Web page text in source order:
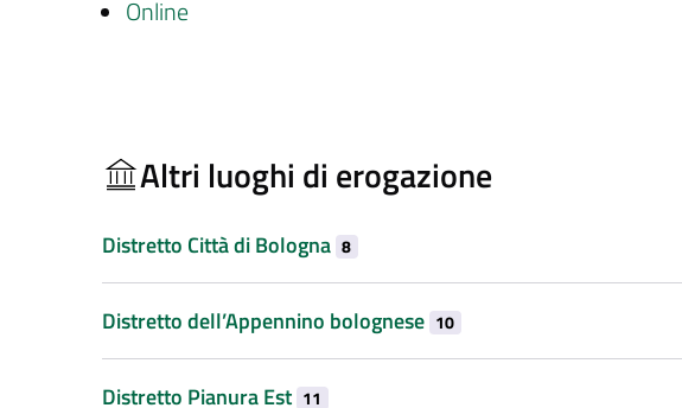
Online
Altri luoghi di erogazione
Distretto Città di Bologna 8
Distretto dell’Appennino bolognese 10
Distretto Pianura Est 11